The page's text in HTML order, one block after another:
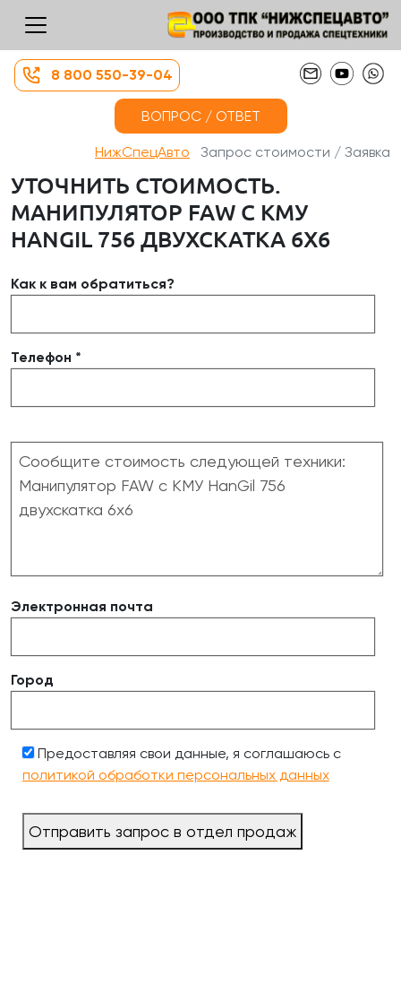
8 800 550-39-04
ВОПРОС / ОТВЕТ
НижСпецАвто Запрос стоимости / Заявка
УТОЧНИТЬ СТОИМОСТЬ.
МАНИПУЛЯТОР FAW С КМУ
HANGIL 756 ДВУХСКАТКА 6Х6
Как к вам обратиться?
Телефон *
Электронная почта
Город
Предоставляя свои данные, я соглашаюсь с
политикой обработки персональных данных
Отправить запрос в отдел продаж